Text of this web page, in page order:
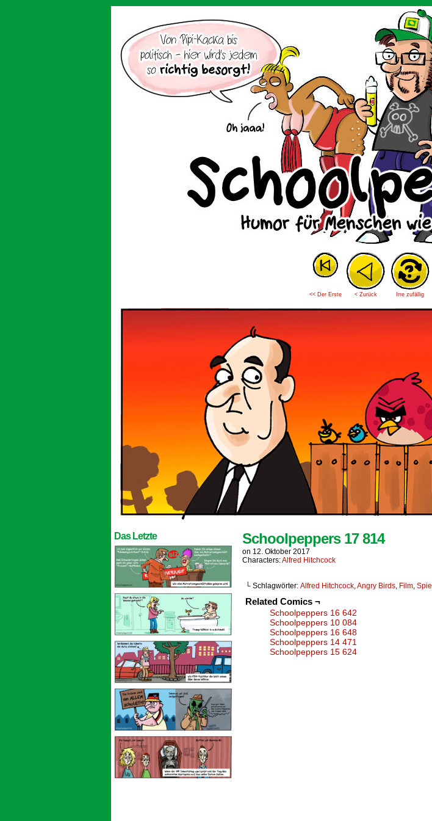
<< Der Erste < Zurück Irre zufällig
Das Letzte Schoolpeppers 17 814
on 12. Oktober 2017
Characters:Alfred Hitchcock
└ Schlagwörter: Alfred Hitchcock,Angry Birds, Film, Spiel
Related Comics ¬
Schoolpeppers 16 642
Schoolpeppers 10 084
Schoolpeppers 16 648
Schoolpeppers 14 471
Schoolpeppers 15 624